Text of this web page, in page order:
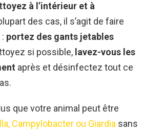
à l’intérieur et à
des cas, il s’agit de faire
portez des gants jetables
si possible, lavez-vous les
après et désinfectez tout ce
que votre animal peut être
Campylobacter ou Giardia sans